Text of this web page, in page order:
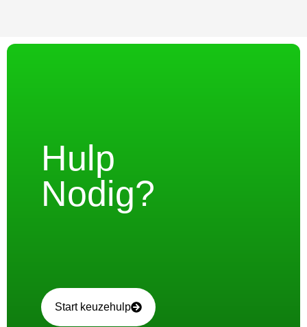
Hulp
Nodig?
Start keuzehulp